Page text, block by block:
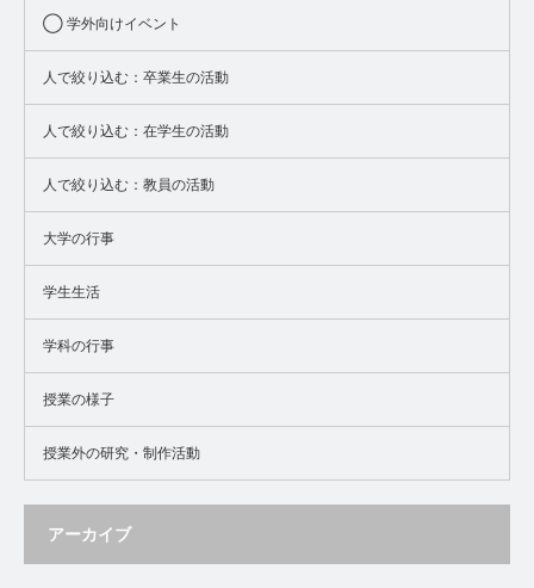
◯ 学外向けイベント
人で絞り込む：卒業生の活動
人で絞り込む：在学生の活動
人で絞り込む：教員の活動
大学の行事
学生生活
学科の行事
授業の様子
授業外の研究・制作活動
アーカイブ